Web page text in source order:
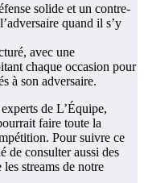
solide et un contre-
quand il s’y
avec une
chaque occasion pour
à son adversaire.
de L’Équipe,
faire toute la
Pour suivre ce
de consulter aussi des
streams de notre